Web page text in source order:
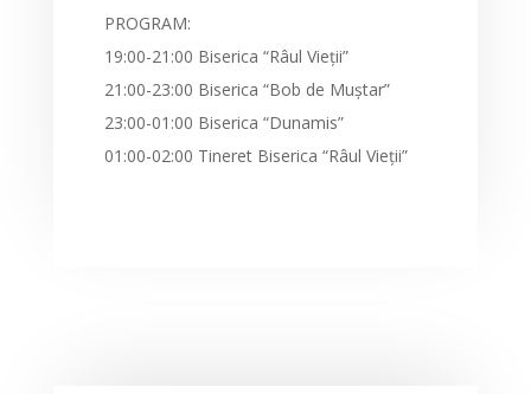
PROGRAM:
19:00-21:00 Biserica “Râul Vieții”
21:00-23:00 Biserica “Bob de Muștar”
23:00-01:00 Biserica “Dunamis”
01:00-02:00 Tineret Biserica “Râul Vieții”